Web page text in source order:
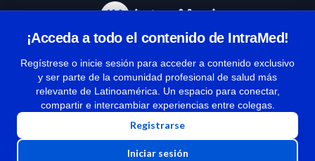
¡Acceda a todo el contenido de IntraMed!
Regístrese o inicie sesión para acceder a contenido exclusivo
y ser parte de la comunidad profesional de salud más
relevante de Latinoamérica. Un espacio para conectar,
compartir e intercambiar experiencias entre colegas.
Registrarse
Iniciar sesión
Términos y condiciones
| Políticas de privacidad
| Todos los derechos reservados | Copyright 1997-2026